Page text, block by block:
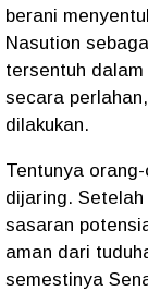
berani
Nasution
tersentuh dalam
secara
dilakukan.
Tentunya
dijaring.
sasaran
aman dari
semestinya